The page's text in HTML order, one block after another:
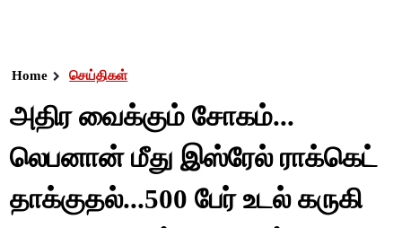
Home செய்திகள்
அதிர வைக்கும் சோகம்...
லெபனான் மீது இஸ்ரேல் ராக்கெட்
தாக்குதல்...500 பேர் உடல் கருகி